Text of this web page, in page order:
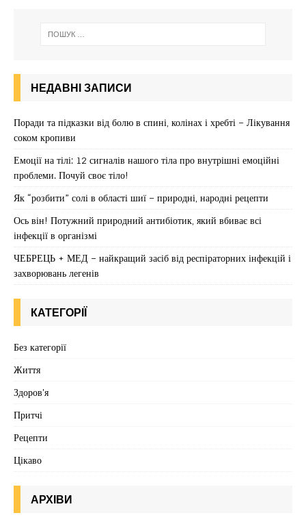
НЕДАВНІ ЗАПИСИ
Поради та підказки від болю в спині, колінах і хребті – Лікування
соком кропиви
Емоції на тілі: 12 сигналів нашого тіла про внутрішні емоційні
проблеми. Почуй своє тіло!
Як “розбити” солі в області шиї – природні, народні рецепти
Ось він! Потужний природний антибіотик, який вбиває всі
інфекції в організмі
ЧЕБРЕЦЬ + МЕД – найкращий засіб від респіраторних інфекцій і
захворювань легенів
КАТЕГОРІЇ
Без категорії
Життя
Здоров'я
Притчі
Рецепти
Цікаво
АРХІВИ